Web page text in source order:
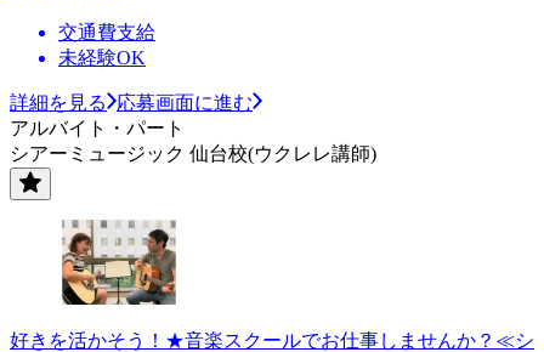
交通費支給
未経験OK
詳細を見る
応募画面に進む
アルバイト・パート
シアーミュージック 仙台校(ウクレレ講師)
好きを活かそう！★音楽スクールでお仕事しませんか？≪シ